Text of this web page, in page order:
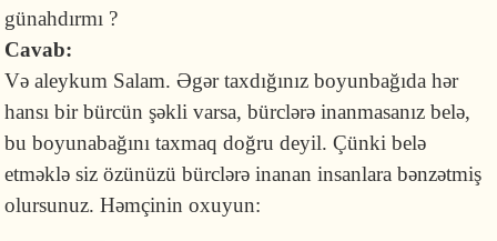
günahdırmı ?
Cavab:
Və aleykum Salam. Əgər taxdığınız boyunbağıda hər
hansı bir bürcün şəkli varsa, bürclərə inanmasanız belə,
bu boyunabağını taxmaq doğru deyil. Çünki belə
etməklə siz özünüzü bürclərə inanan insanlara bənzətmiş
olursunuz. Həmçinin oxuyun: